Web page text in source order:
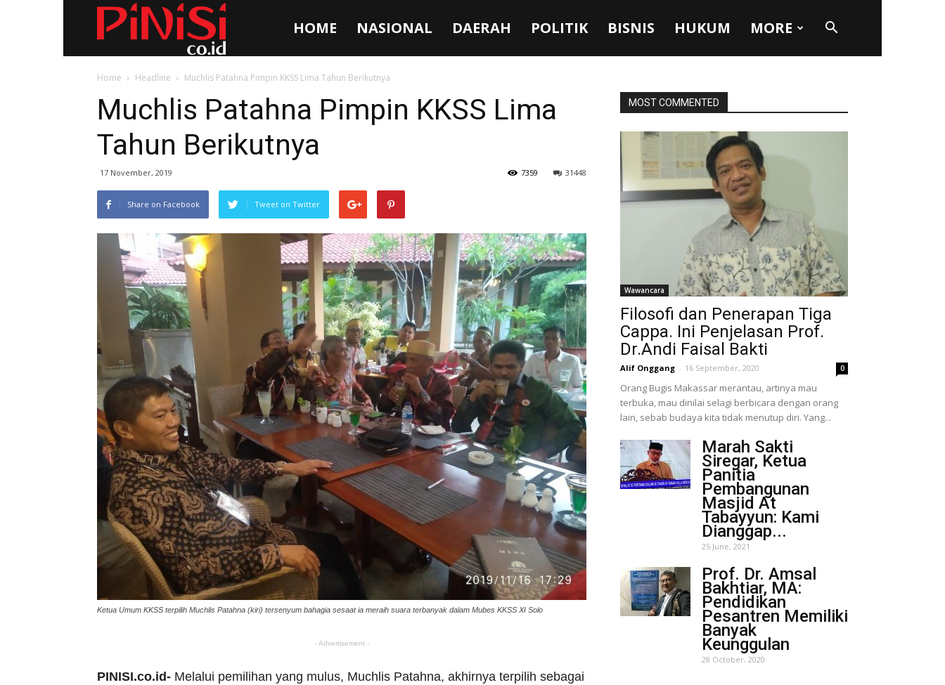
HOME NASIONAL DAERAH POLITIK BISNIS HUKUM MORE
Home Headline Muchlis Patahna Pimpin KKSS Lima Tahun Berikutnya
Muchlis Patahna Pimpin KKSS Lima
Tahun Berikutnya
17 November, 2019 31448
7359
Share on Facebook Tweet on Twitter
Ketua Umum KKSS terpilih Muchlis Patahna (kiri) tersenyum bahagia sesaat ia meraih suara terbanyak dalam Mubes KKSS XI Solo
- Advertisement -
PINISI.co.id- Melalui pemilihan yang mulus, Muchlis Patahna, akhirnya terpilih sebagai
MOST COMMENTED
Wawancara
Filosofi dan Penerapan Tiga
Cappa. Ini Penjelasan Prof.
Dr.Andi Faisal Bakti
Alif Onggang - 16 September, 2020 0
Orang Bugis Makassar merantau, artinya mau
terbuka, mau dinilai selagi berbicara dengan orang
lain, sebab budaya kita tidak menutup diri. Yang...
Marah Sakti
Siregar, Ketua
Panitia
Pembangunan
Masjid At
Tabayyun: Kami
Dianggap...
25 June, 2021
Prof. Dr. Amsal
Bakhtiar, MA:
Pendidikan
Pesantren Memiliki
Banyak
Keunggulan
28 October, 2020